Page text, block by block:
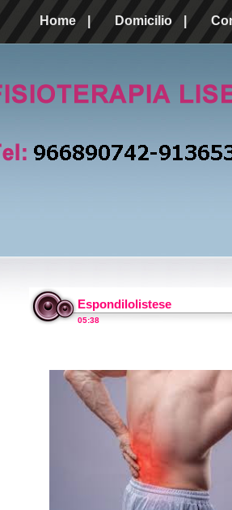
Home Domicilio
Espondilolistese
05:38